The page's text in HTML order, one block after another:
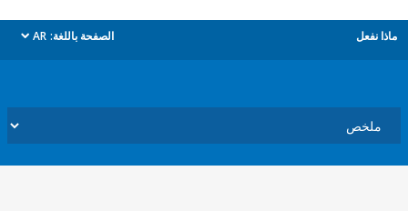
الصفحة باللغة: AR
dropdown